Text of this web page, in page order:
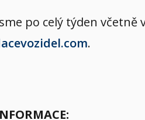
po celý týden
.